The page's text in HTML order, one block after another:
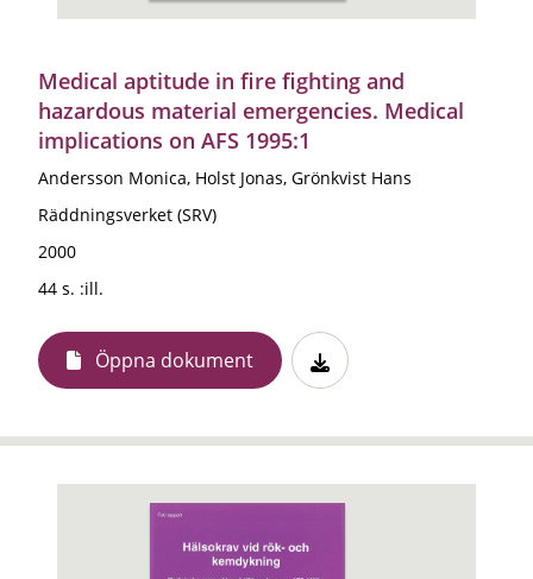
Medical aptitude in fire fighting and
hazardous material emergencies. Medical
implications on AFS 1995:1
Andersson Monica, Holst Jonas, Grönkvist Hans
Räddningsverket (SRV)
2000
44 s. :ill.
Öppna dokument